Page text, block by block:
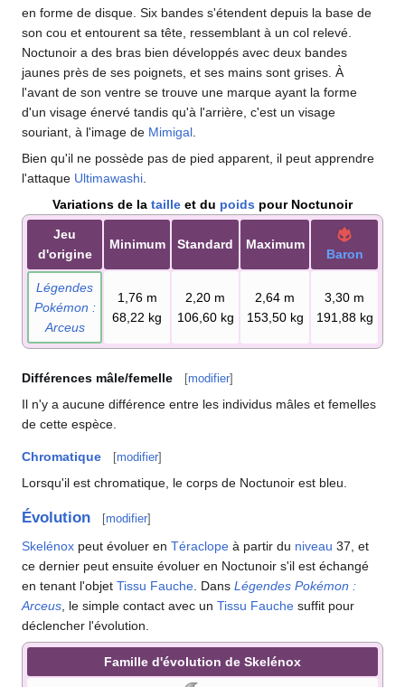
en forme de disque. Six bandes s'étendent depuis la base de
son cou et entourent sa tête, ressemblant à un col relevé.
Noctunoir a des bras bien développés avec deux bandes
jaunes près de ses poignets, et ses mains sont grises. À
l'avant de son ventre se trouve une marque ayant la forme
d'un visage énervé tandis qu'à l'arrière, c'est un visage
souriant, à l'image de Mimigal
Bien qu'il ne possède pas de pied apparent, il peut apprendre
l'attaque Ultimawashi
Variations de la taille et du poids pour Noctunoir
Jeu
d'origine
Minimum Standard Maximum
Baron
Légendes
Pokémon :
Arceus
1,76 m
68,22 kg
2,20 m
106,60 kg
2,64 m
153,50 kg
3,30 m
191,88 kg
Différences mâle/femelle [modifier]
Il n'y a aucune différence entre les individus mâles et femelles
de cette espèce.
Chromatique [modifier]
Lorsqu'il est chromatique, le corps de Noctunoir est bleu.
Évolution [modifier]
Skelénox peut évoluer en Téraclope à partir du niveau 37, et
ce dernier peut ensuite évoluer en Noctunoir s'il est échangé
en tenant l'objet Tissu Fauche . Dans Légendes Pokémon :
Arceus , le simple contact avec un Tissu Fauche suffit pour
déclencher l'évolution.
Famille d'évolution de Skelénox